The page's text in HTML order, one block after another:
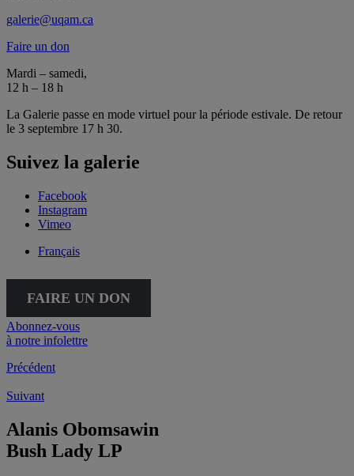
galerie@uqam.ca
Faire un don
Mardi – samedi,
12 h – 18 h
La Galerie passe en mode virtuel pour la période estivale. De retour
le 3 septembre 17 h 30.
Suivez la galerie
Facebook
Instagram
Vimeo
Français
FAIRE UN DON
Abonnez-vous
à notre infolettre
Précédent
Suivant
Alanis Obomsawin
Bush Lady LP